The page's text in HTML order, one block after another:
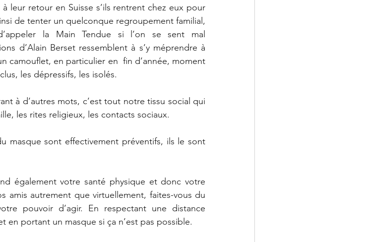
leur retour en Suisse s’ils rentrent chez eux pour
de tenter un quelconque regroupement familial,
la Main Tendue si l’on se sent mal
d’Alain Berset ressemblent à s’y méprendre à
camouflet, en particulier en  fin d’année, moment
les dépressifs, les isolés.
à d’autres mots, c’est tout notre tissu social qui
les rites religieux, les contacts sociaux.
masque sont effectivement préventifs, ils le sont
également votre santé physique et donc votre
amis autrement que virtuellement, faites-vous du
pouvoir d’agir. En respectant une distance
en portant un masque si ça n’est pas possible.